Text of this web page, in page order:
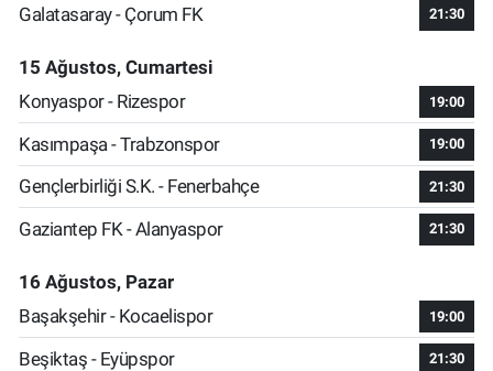
Galatasaray - Çorum FK
21:30
15 Ağustos, Cumartesi
Konyaspor - Rizespor
19:00
Kasımpaşa - Trabzonspor 19:00
Gençlerbirliği S.K. - Fenerbahçe 21:30
Gaziantep FK - Alanyaspor 21:30
16 Ağustos, Pazar
Başakşehir - Kocaelispor
19:00
Beşiktaş - Eyüpspor 21:30